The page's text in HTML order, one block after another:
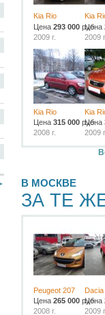
Kia Rio
Цена 293 000 руб.
2009 г.
Kia
Цена
2009
Kia Rio
Цена 315 000 руб.
2008 г.
Kia
Цена
2009
В МОСКВЕ
ЗА ТЕ
Peugeot 207
Цена 265 000 руб.
2008 г.
Цена
2009